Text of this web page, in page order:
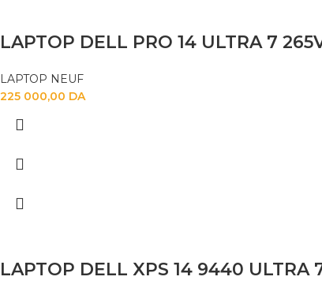
LAPTOP DELL PRO 14 ULTRA 7
LAPTOP NEUF
225 000,00 DA